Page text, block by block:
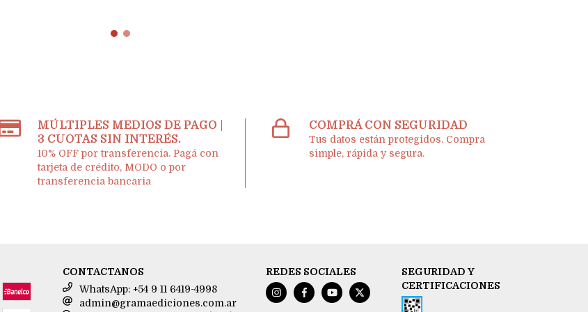
MÚLTIPLES MEDIOS DE PAGO |
3 CUOTAS SIN INTERÉS.
10% OFF por transferencia. Pagá con
tarjeta de crédito, MODO o por
transferencia bancaria
COMPRÁ CON SEGURIDAD
Tus datos están protegidos. Compra
simple, rápida y segura.
CONTACTANOS
WhatsApp: +54 9 11 6419-4998
admin@gramaediciones.com.ar
REDES SOCIALES
SEGURIDAD Y
CERTIFICACIONES